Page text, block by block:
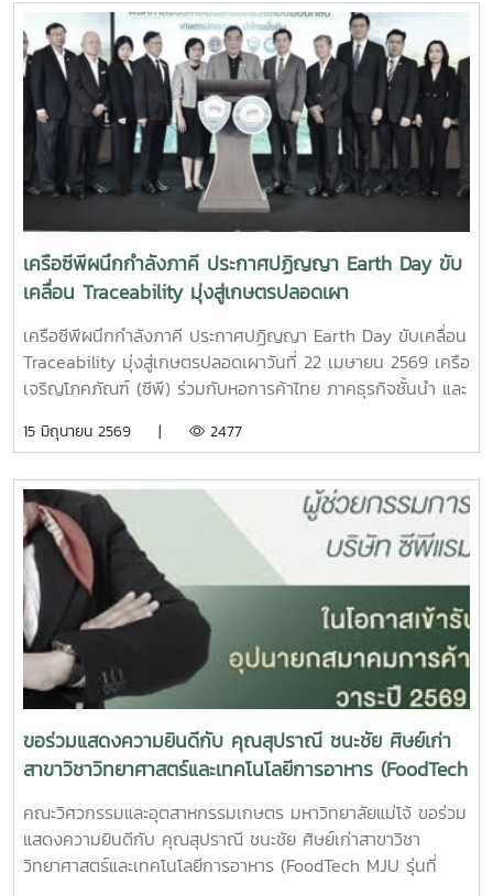
พัฒนาทักษะ การถ่ายทอดองค์ความรู้ การคัดเลือกนักศึกษาเข้า
ฝึกงาน การกำกับดูแลและประเมินผลการปฏิบัติงาน รวมถึงการ
สนับสนุนค่าใช้จ่ายและสวัสดิการตามความเหมาะสม เพื่อยกระดับ
คุณภาพบัณฑิตให้มีความพร้อมสู่การทำงานในอนาคตบันทึก
ความตกลงความร่วมมือฉบับนี้มีกำหนดระยะเวลา 5 ปี และถือเป็น
อีกหนึ่งก้าวสำคัญในการเชื่อมโยงความร่วมมือระหว่างสถาบันการ
ศึกษาและภาคอุตสาหกรรม เพื่อร่วมกันพัฒนากำลังคนที่มี
คุณภาพ และตอบโจทย์การพัฒนาประเทศอย่างยั่งยืน
ผู้ช่วยคณบดีฝ่ายเทคโนโลยี นวัตกรรมและจัดหารายได้ ผู้ช่วย
ศาสตราจารย์ ดร.พิไลวรรณ พรประสิทธิ์ ผู้ช่วยคณบดีฝ่าย
บริหารและเทคโนโลยีสารสนเทศ และนายสุมิตร เชื่อมชัยตระกูล
หัวหน้าศูนย์บริการวิชาการ พร้อมด้วยบุคลากร ได้เข้าร่วมพิธี
รดน้ำดำหัวขอพรจากผู้บริหารมหาวิทยาลัย ได้แก่รอง
ศาสตราจารย์ ดร.วีระพล ทองมา อธิการบดีมหาวิทยาลัยแม่โจ้
พร้อมด้วยคณะผู้บริหารมหาวิทยาลัยรองศาสตราจารย์จักรพงษ์
พิมพ์พิมล รองอธิการบดีและ รองศาสตราจารย์ ดร.เกรียงศักดิ์
ศรีเงินยวง รองอธิการบดีเนื่องในโอกาสเทศกาลสงกรานต์
(ประเพณีปีใหม่ไทย)กิจกรรมดังกล่าวจัดขึ้นเพื่อสืบสานประเพณี
อันดีงามของไทย และเป็นการแสดงความเคารพต่อผู้บริหาร
พร้อมทั้งเสริมสร้างความสัมพันธ์อันดีภายในองค์กร อันนำไปสู่
ความร่วมมือในการพัฒนาคณะและมหาวิทยาลัยอย่างยั่งยืนต่อไป
เครือซีพีผนึกกำลังภาคี ประกาศปฏิญญา Earth Day ขับ
เคลื่อน Traceability มุ่งสู่เกษตรปลอดเผา
เครือซีพีผนึกกำลังภาคี ประกาศปฏิญญา Earth Day ขับเคลื่อน
Traceability มุ่งสู่เกษตรปลอดเผาวันที่ 22 เมษายน 2569 เครือ
เจริญโภคภัณฑ์ (ซีพี) ร่วมกับหอการค้าไทย ภาคธุรกิจชั้นนำ และ
ปฏิญญาเนื่องในวันคุ้มครองโลก (Earth Day) เพื่อขับเคลื่อน
เกษตร มุ่งยกระดับความโปร่งใสของแหล่งที่มาวัตถุดิบ และลด
ปัญหาการเผาในภาคเกษตรซึ่งเป็นสาเหตุสำคัญของฝุ่น
PM2.5ความร่วมมือในครั้งนี้ครอบคลุมตลอดห่วงโซ่อุปทาน ตั้งแต่
ผู้ผลิตวัตถุดิบ ผู้แปรรูป ไปจนถึงผู้ส่งออก โดยมีเป้าหมายสำคัญ
ได้แก่ การมุ่งสู่เกษตรปลอดการเผา (No-Burn Agriculture)
การพัฒนาระบบ Traceability ให้ครอบคลุม 100% และการยก
ระดับมาตรฐานการผลิตสินค้าเกษตรของไทยให้สอดคล้องกับ
แนวทางสากลทั้งนี้ ภาควิชาการจากสถาบันการศึกษาชั้นนำของ
ประเทศได้เข้าร่วมเป็นส่วนหนึ่งของความร่วมมือดังกล่าว รวมถึง
มหาวิทยาลัยแม่โจ้ โดยมีผู้ช่วยศาสตราจารย์ ดร.แสนวัตสัน ยอด
คำ ผู้ช่วยอธิการบดี มหาวิทยาลัยแม่โจ้ ในฐานะตัวแทน
มหาวิทยาลัย เข้าร่วมขับเคลื่อนแนวทางการลดการเผาในภาค
การเกษตรผลงานของท่านเกี่ยวข้องกับการประยุกต์ใช้แนวคิด
ทางวิศวกรรมเพื่อจัดการเศษวัสดุทางการเกษตรและพัฒนาเป็น
ปุ๋ยหมัก ซึ่งเป็นอีกแนวทางสำคัญในการลดการเผาในพื้นที่เกษตร
15 มิถุนายน 2569 | 2477
ขอร่วมแสดงความยินดีกับ คุณสุปราณี ชนะชัย ศิษย์เก่า
สาขาวิชาวิทยาศาสตร์และเทคโนโลยีการอาหาร (FoodTech
คณะวิศวกรรมและอุตสาหกรรมเกษตร มหาวิทยาลัยแม่โจ้ ขอร่วม
แสดงความยินดีกับ คุณสุปราณี ชนะชัย ศิษย์เก่าสาขาวิชา
วิทยาศาสตร์และเทคโนโลยีการอาหาร (FoodTech MJU รุ่นที่